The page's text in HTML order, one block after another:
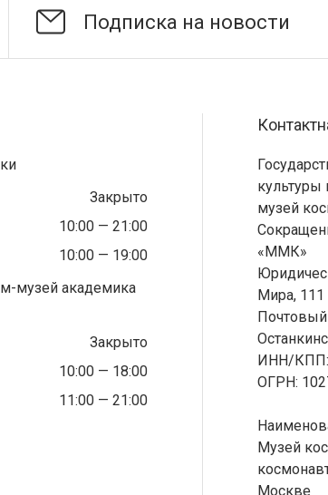
Закрыто
10:00 — 21:00
10:00 — 19:00
музей академика
Закрыто
10:00 — 18:00
11:00 — 21:00
музей
«ММК»
Мира, 111
Почтовый
ИНН/КПП:
ОГРН:
Музей
Москве